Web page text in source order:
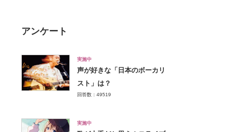
アンケート
実施中
声が好きな「日本のボーカリ
スト」は？
回答数：49519
実施中